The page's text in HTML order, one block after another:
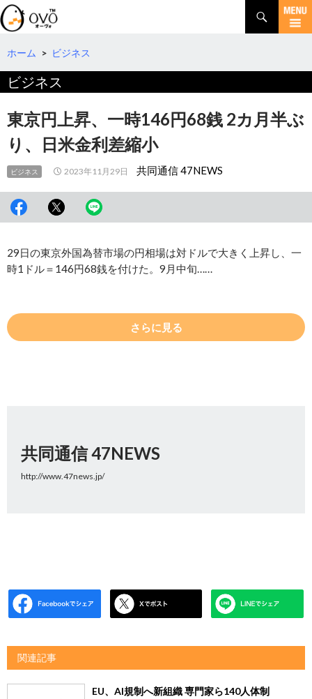
検
索
コ
テ
へ
移
動
ホーム > ビジネス
ビジネス
東京円上昇、一時146円68銭 2カ月半ぶ
り、日米金利差縮小
ビジネス 2023年11月29日 共同通信 47NEWS
29日の東京外国為替市場の円相場は対ドルで大きく上昇し、一
時1ドル＝146円68銭を付けた。9月中旬……
さらに見る
共同通信 47NEWS
http://www.47news.jp/
関連記事
EU、AI規制へ新組織 専門家ら140人体制